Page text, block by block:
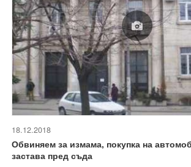
18.12.2018
Обвиняем за измама, покупка на
застава пред съда